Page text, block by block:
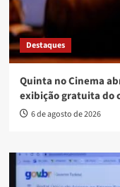
Destaques
Quinta no Cinema
exibição gratuita do
6 de agosto de 2026